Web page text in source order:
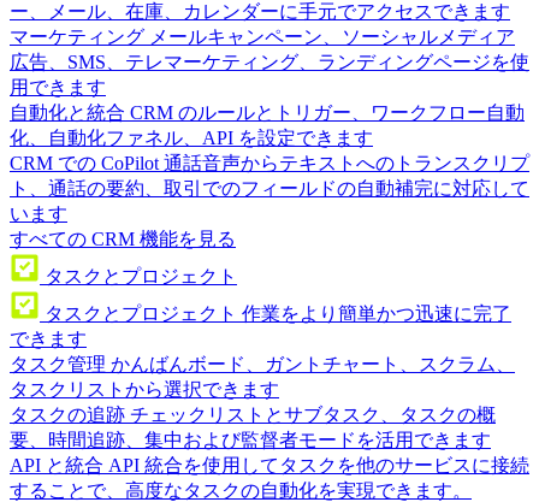
ー、メール、在庫、カレンダーに手元でアクセスできます
マーケティング メールキャンペーン、ソーシャルメディア
広告、SMS、テレマーケティング、ランディングページを使
用できます
自動化と統合 CRM のルールとトリガー、ワークフロー自動
化、自動化ファネル、API を設定できます
CRM での CoPilot 通話音声からテキストへのトランスクリプ
ト、通話の要約、取引でのフィールドの自動補完に対応して
います
すべての CRM 機能を見る
タスクとプロジェクト
タスクとプロジェクト 作業をより簡単かつ迅速に完了
できます
タスク管理 かんばんボード、ガントチャート、スクラム、
タスクリストから選択できます
タスクの追跡 チェックリストとサブタスク、タスクの概
要、時間追跡、集中および監督者モードを活用できます
API と統合 API 統合を使用してタスクを他のサービスに接続
することで、高度なタスクの自動化を実現できます。